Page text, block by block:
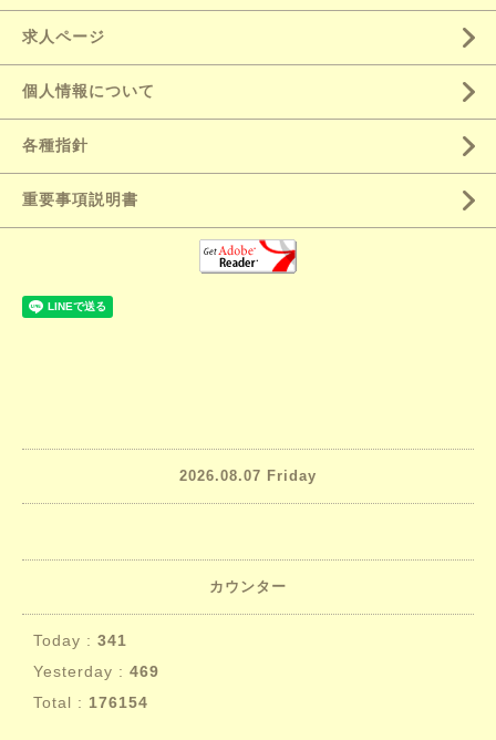
求人ページ
個人情報について
各種指針
重要事項説明書
2026.08.07 Friday
カウンター
Today : 341
Yesterday : 469
Total : 176154